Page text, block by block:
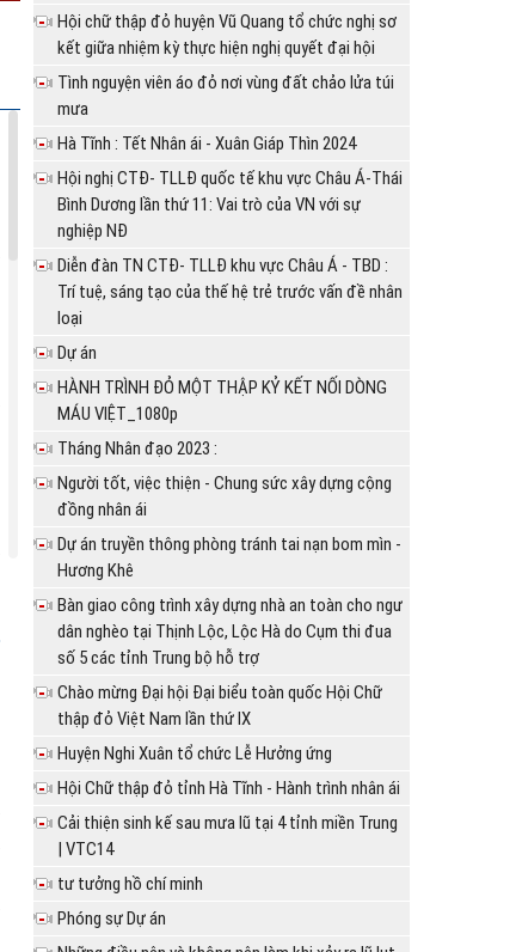
Hội chữ thập đỏ huyện Vũ Quang tổ chức nghị sơ
kết giữa nhiệm kỳ thực hiện nghị quyết đại hội
Tình nguyện viên áo đỏ nơi vùng đất chảo lửa túi
mưa
Hà Tĩnh : Tết Nhân ái - Xuân Giáp Thìn 2024
Hội nghị CTĐ- TLLĐ quốc tế khu vực Châu Á-Thái
Bình Dương lần thứ 11: Vai trò của VN với sự
nghiệp NĐ
Diễn đàn TN CTĐ- TLLĐ khu vực Châu Á - TBD :
Trí tuệ, sáng tạo của thế hệ trẻ trước vấn đề nhân
loại
Dự án
HÀNH TRÌNH ĐỎ MỘT THẬP KỶ KẾT NỐI DÒNG
MÁU VIỆT_1080p
Tháng Nhân đạo 2023 :
Người tốt, việc thiện - Chung sức xây dựng cộng
đồng nhân ái
Dự án truyền thông phòng tránh tai nạn bom mìn -
Hương Khê
Bàn giao công trình xây dựng nhà an toàn cho ngư
dân nghèo tại Thịnh Lộc, Lộc Hà do Cụm thi đua
số 5 các tỉnh Trung bộ hỗ trợ
Chào mừng Đại hội Đại biểu toàn quốc Hội Chữ
thập đỏ Việt Nam lần thứ IX
Huyện Nghi Xuân tổ chức Lễ Hưởng ứng
Hội Chữ thập đỏ tỉnh Hà Tĩnh - Hành trình nhân ái
Cải thiện sinh kế sau mưa lũ tại 4 tỉnh miền Trung
| VTC14
tư tưởng hồ chí minh
Phóng sự Dự án